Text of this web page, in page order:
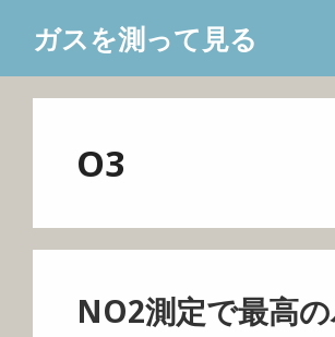
ガスを測って見る
O3
NO2測定で最高